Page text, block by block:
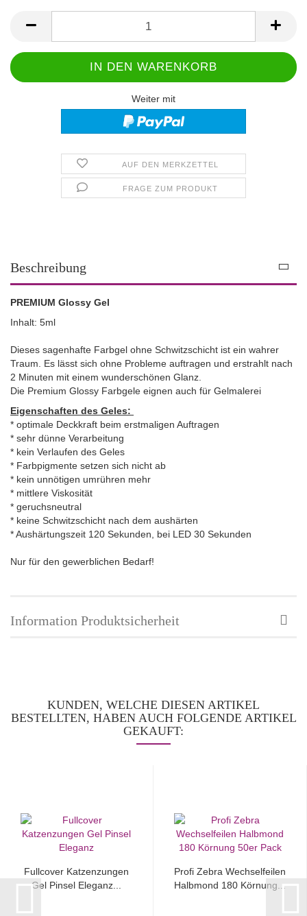
Weiter mit
AUF DEN MERKZETTEL
FRAGE ZUM PRODUKT
Beschreibung
PREMIUM Glossy Gel
Inhalt: 5ml
Dieses sagenhafte Farbgel ohne Schwitzschicht ist ein wahrer
Traum. Es lässt sich ohne Probleme auftragen und erstrahlt nach
2 Minuten mit einem wunderschönen Glanz.
Die Premium Glossy Farbgele eignen auch für Gelmalerei
Eigenschaften des Geles:
* optimale Deckkraft beim erstmaligen Auftragen
* sehr dünne Verarbeitung
* kein Verlaufen des Geles
* Farbpigmente setzen sich nicht ab
* kein unnötigen umrühren mehr
* mittlere Viskosität
* geruchsneutral
* keine Schwitzschicht nach dem aushärten
* Aushärtungszeit 120 Sekunden, bei LED 30 Sekunden
Nur für den gewerblichen Bedarf!
Information Produktsicherheit
KUNDEN, WELCHE DIESEN ARTIKEL
BESTELLTEN, HABEN AUCH FOLGENDE ARTIKEL
GEKAUFT:
Fullcover Katzenzungen
Gel Pinsel Eleganz...
Profi Zebra Wechselfeilen
Halbmond 180 Körnung...